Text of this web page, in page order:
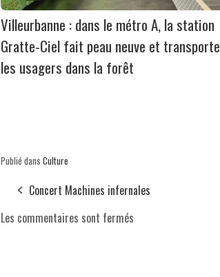
Villeurbanne : dans le métro A, la station
Gratte-Ciel fait peau neuve et transporte
les usagers dans la forêt
Publié dans Culture
Concert Machines infernales
Les commentaires sont fermés